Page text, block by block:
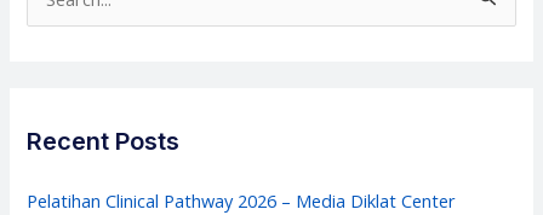
2026
Center
e
f
Recent Posts
Pelatihan Clinical Pathway 2026 – Media Diklat Center